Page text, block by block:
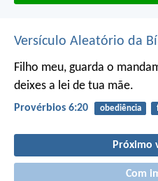
Versículo Aleatório da
Filho meu, guarda o
deixes a lei de tua mãe.
Provérbios 6:20 obediência
Próximo
Com